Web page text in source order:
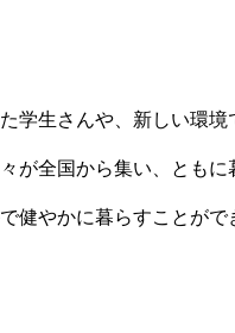
学生さんや、新しい環
が全国から集い、ともに
健やかに暮らすことが